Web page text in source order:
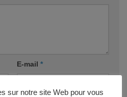
E-mail *
sur notre site Web pour vous